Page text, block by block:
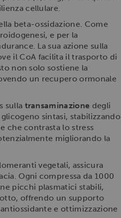
cellulare.
beta-ossidazione. Come
e per la
La sua azione sulla
il CoA facilita il trasporto di
non solo sostiene la
un recupero ormonale
sulla transaminazione degli
sintasi, stabilizzando
che contrasta lo stress
migliorando la
vegetali, assicura
Ogni compressa da 1000
picchi plasmatici stabili,
offrendo un supporto
e ottimizzazione